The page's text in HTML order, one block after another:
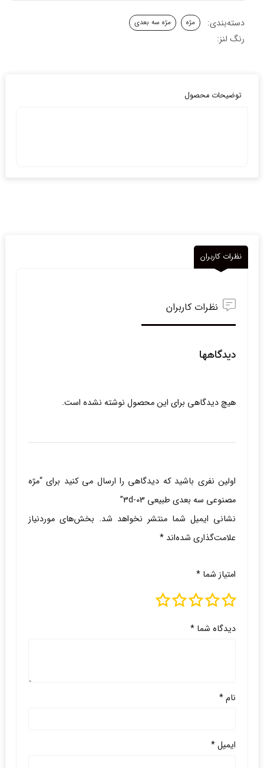
دسته‌بندی: مژه مژه سه بعدی
رنگ لنز:
توضیحات محصول
نظرات کاربران
نظرات کاربران
دیدگاهها
هیچ دیدگاهی برای این محصول نوشته نشده است.
اولین نفری باشید که دیدگاهی را ارسال می کنید برای “مژه
مصنوعی سه بعدی طبیعی 3d-03”
نشانی ایمیل شما منتشر نخواهد شد. بخش‌های موردنیاز
علامت‌گذاری شده‌اند *
امتیاز شما *
دیدگاه شما *
نام*
ایمیل*